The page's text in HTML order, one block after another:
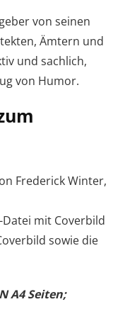
von seinen
Ämtern und
und sachlich,
von Humor.
Frederick Winter,
mit Coverbild
sowie die
A4 Seiten;